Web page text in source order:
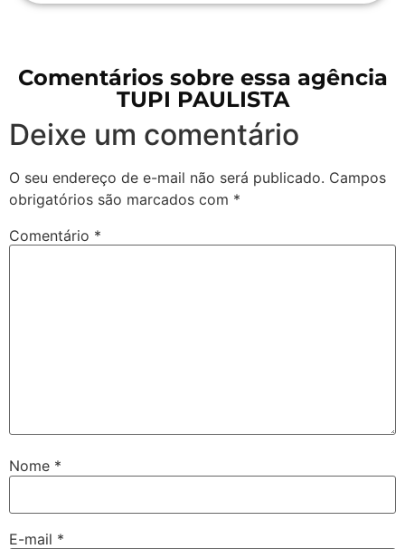
Comentários sobre essa agência
TUPI PAULISTA
Deixe um comentário
O seu endereço de e-mail não será publicado. Campos
obrigatórios são marcados com *
Comentário *
Nome *
E-mail *